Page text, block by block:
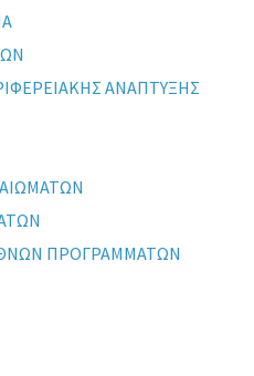
ΑΝΑΠΤΥΞΗΣ
ΠΡΟΓΡΑΜΜΑΤΩΝ